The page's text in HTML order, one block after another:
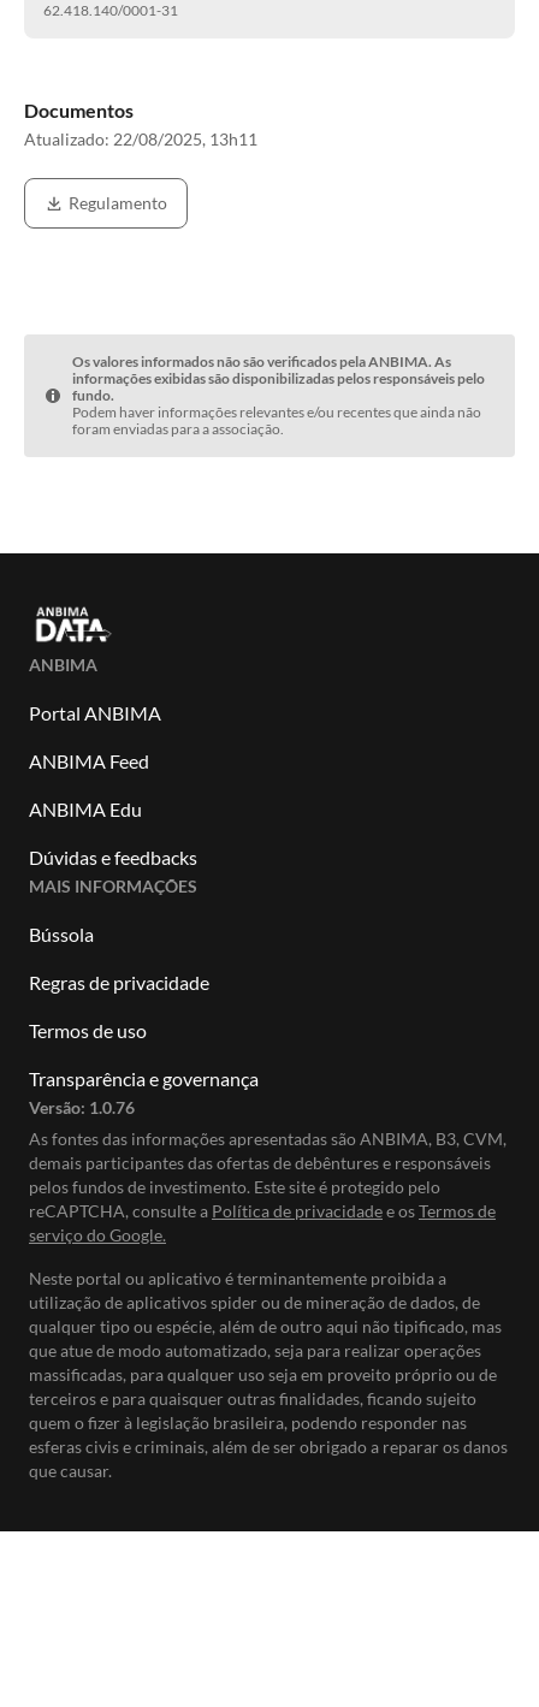
62.418.140/0001-31
Documentos
Atualizado: 22/08/2025, 13h11
Regulamento
Os valores informados não são verificados pela ANBIMA. As
informações exibidas são disponibilizadas pelos responsáveis pelo
fundo.
Podem haver informações relevantes e/ou recentes que ainda não
foram enviadas para a associação.
ANBIMA
Portal ANBIMA
ANBIMA Feed
ANBIMA Edu
Dúvidas e feedbacks
MAIS INFORMAÇÕES
Bússola
Regras de privacidade
Termos de uso
Transparência e governança
Versão: 1.0.76
As fontes das informações apresentadas são ANBIMA, B3, CVM,
demais participantes das ofertas de debêntures e responsáveis
pelos fundos de investimento. Este site é protegido pelo
reCAPTCHA, consulte a Política de privacidadee osTermos de
serviço do Google.
Neste portal ou aplicativo é terminantemente proibida a
utilização de aplicativos spider ou de mineração de dados, de
qualquer tipo ou espécie, além de outro aqui não tipificado, mas
que atue de modo automatizado, seja para realizar operações
massificadas, para qualquer uso seja em proveito próprio ou de
terceiros e para quaisquer outras finalidades, ficando sujeito
quem o fizer à legislação brasileira, podendo responder nas
esferas civis e criminais, além de ser obrigado a reparar os danos
que causar.